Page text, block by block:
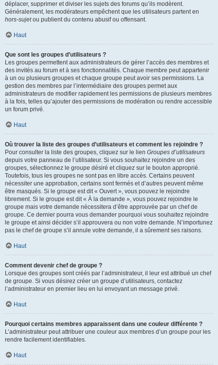
déplacer, supprimer et diviser les sujets des forums qu’ils modèrent.
Généralement, les modérateurs empêchent que les utilisateurs partent en
hors-sujetou publient du contenu abusif ou offensant.
Haut
Que sont les groupes d’utilisateurs ?
Les groupes permettent aux administrateurs de gérer l’accès des membres et
des invités au forum et à ses fonctionnalités. Chaque membre peut appartenir
à un ou plusieurs groupes et chaque groupe peut avoir ses permissions. La
gestion des membres par l’intermédiaire des groupes permet aux
administrateurs de modifier rapidement les permissions de plusieurs membres
à la fois, telles qu’ajouter des permissions de modération ou rendre accessible
un forum privé.
Haut
Où trouver la liste des groupes d’utilisateurs et comment les rejoindre ?
Pour consulter la liste des groupes, cliquez sur le lien Groupes d’utilisateurs
depuis votre panneau de l’utilisateur. Si vous souhaitez rejoindre un des
groupes, sélectionnez le groupe désiré et cliquez sur le bouton approprié.
Toutefois, tous les groupes ne sont pas en libre accès. Certains peuvent
nécessiter une approbation, certains sont fermés et d’autres peuvent même
être masqués. Si le groupe est dit « Ouvert », vous pouvez le rejoindre
librement. Si le groupe est dit « À la demande », vous pouvez rejoindre le
groupe mais votre demande nécessitera d’être approuvée par un chef de
groupe. Ce dernier pourra vous demander pourquoi vous souhaitez rejoindre
le groupe et ainsi décider s’il approuvera ou non votre demande. N’importunez
pas le chef de groupe s’il annule votre demande, il a sûrement ses raisons.
Haut
Comment devenir chef de groupe ?
Lorsque des groupes sont créés par l’administrateur, il leur est attribué un chef
de groupe. Si vous désirez créer un groupe d’utilisateurs, contactez
l’administrateur en premier lieu en lui envoyant un message privé.
Haut
Pourquoi certains membres apparaissent dans une couleur différente ?
L’administrateur peut attribuer une couleur aux membres d’un groupe pour les
rendre facilement identifiables.
Haut